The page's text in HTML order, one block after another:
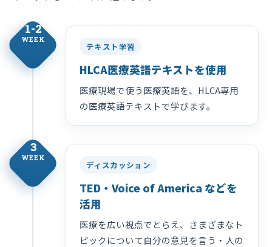
1-2
WEEK
テキスト学習
HLCA医療英語テキストを使用
医療現場で使う医療英語を、HLCA専用
の医療英語テキストで学びます。
3
WEEK
ディスカッション
TED・Voice of America などを
活用
医療を広い視点でとらえ、さまざまなト
ピックについて自分の意見を言う・人の